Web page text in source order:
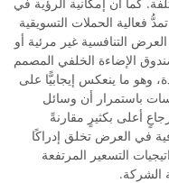
فعالية الحملات التسويقية
التنافسية غير مرئية أو
الإضاءة الخلفي المصمم
وهو ما ينعكس إيجابيًّا على
باستمرار أن وسائل
أعلى بكثيرٍ مقارنةً
في العرض تخلق إدراكًا
التسعير المرتفعة
الشركة.